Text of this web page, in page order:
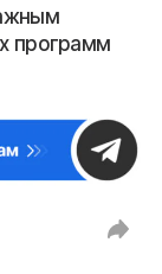
программ